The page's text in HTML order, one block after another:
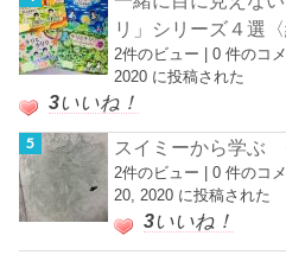
リ」シリーズ４選
2件のビュー |0 件のコ
2020 に投稿された
3いいね！
スイミーから学ぶ
2件のビュー |0 件のコ
20, 2020 に投稿された
3いいね！